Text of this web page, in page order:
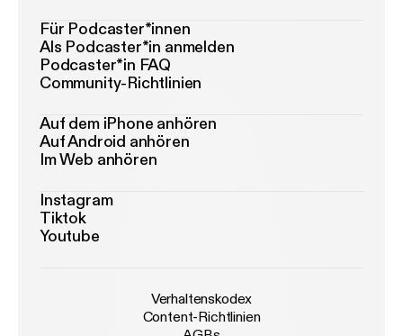
Für Podcaster*innen
Als Podcaster*in anmelden
Podcaster*in FAQ
Community-Richtlinien
Auf dem iPhone anhören
Auf Android anhören
Im Web anhören
Instagram
Tiktok
Youtube
Verhaltenskodex
Content-Richtlinien